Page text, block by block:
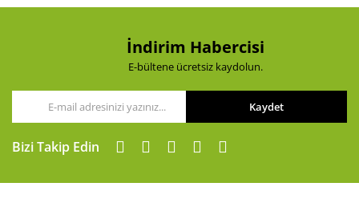
İndirim Habercisi
E-bültene ücretsiz kaydolun.
Kaydet
Bizi Takip Edin